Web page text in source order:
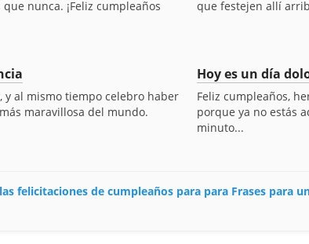
nunca. ¡Feliz cumpleaños
que festejen allí
y al mismo tiempo celebro haber
maravillosa del mundo.
Hoy es un día
Feliz cumpleaños,
porque ya no estás
minuto...
felicitaciones de cumpleaños para para Frases para